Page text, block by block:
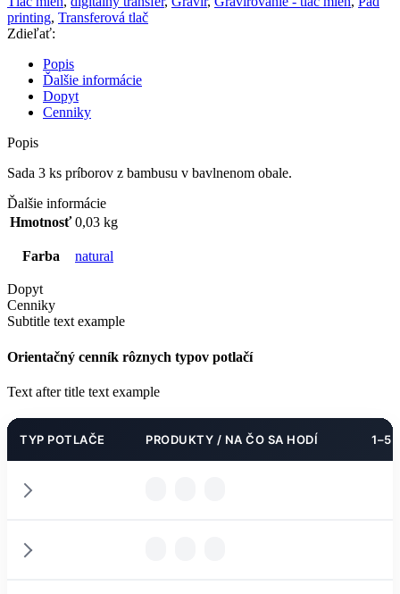
printing, Transferová tlač
Zdieľať:
Popis
Ďalšie informácie
Dopyt
Cenniky
Popis
Sada 3 ks príborov z bambusu v bavlnenom obale.
Ďalšie informácie
Hmotnosť 0,03 kg
Farba natural
Dopyt
Cenniky
Subtitle text example
Orientačný cenník rôznych typov potlačí
Text after title text example
TYP POTLAČE PRODUKTY / NA ČO SA HODÍ 1–5